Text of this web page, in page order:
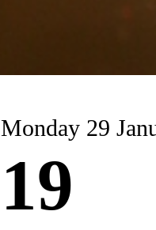
Monday 29
19